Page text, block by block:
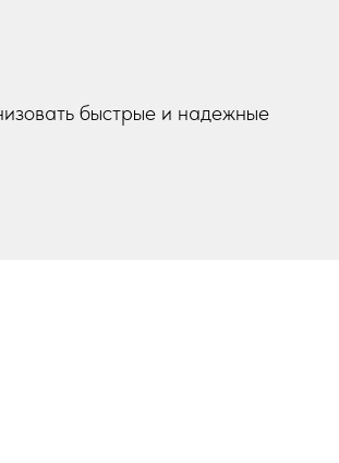
быстрые и надежные